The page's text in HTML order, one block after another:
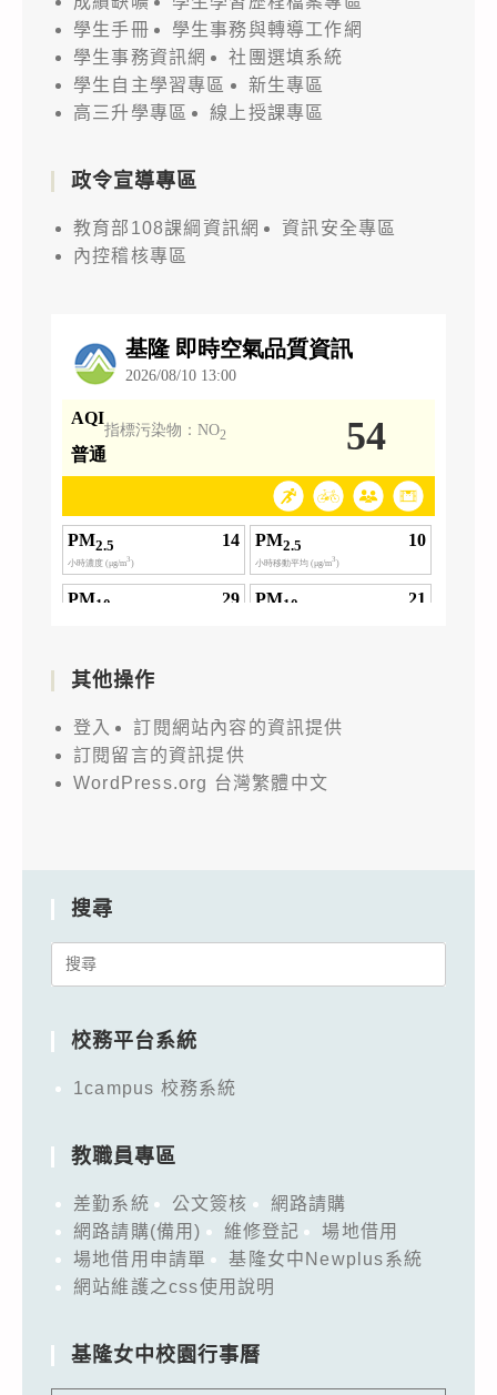
學生手冊
學生事務與轉導工作網
學生事務資訊網
社團選填系統
學生自主學習專區
新生專區
高三升學專區
線上授課專區
政令宣導專區
教育部108課綱資訊網
資訊安全專區
內控稽核專區
其他操作
登入
訂閱網站內容的資訊提供
訂閱留言的資訊提供
WordPress.org 台灣繁體中文
搜尋
Search
校務平台系統
1campus 校務系統
教職員專區
差勤系統 公文簽核
網路請購
網路請購(備用)
維修登記
場地借用
場地借用申請單
基隆女中Newplus系統
網站維護之css使用說明
基隆女中校園行事曆